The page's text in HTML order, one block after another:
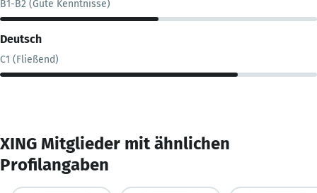
B1-B2 (Gute Kenntnisse)
Deutsch
C1 (Fließend)
XING Mitglieder mit ähnlichen
Profilangaben